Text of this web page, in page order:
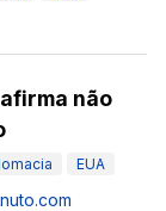
não
EUA